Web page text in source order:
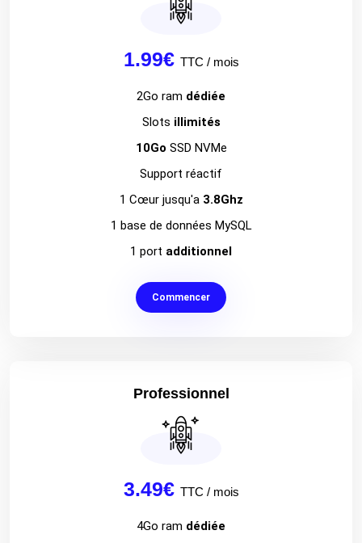
1.99€ TTC / mois
2Go ram dédiée
Slots illimités
10Go SSD NVMe
Support réactif
1 Cœur jusqu'a 3.8Ghz
1 base de données MySQL
1 port additionnel
Commencer
Professionnel
3.49€ TTC / mois
4Go ram dédiée